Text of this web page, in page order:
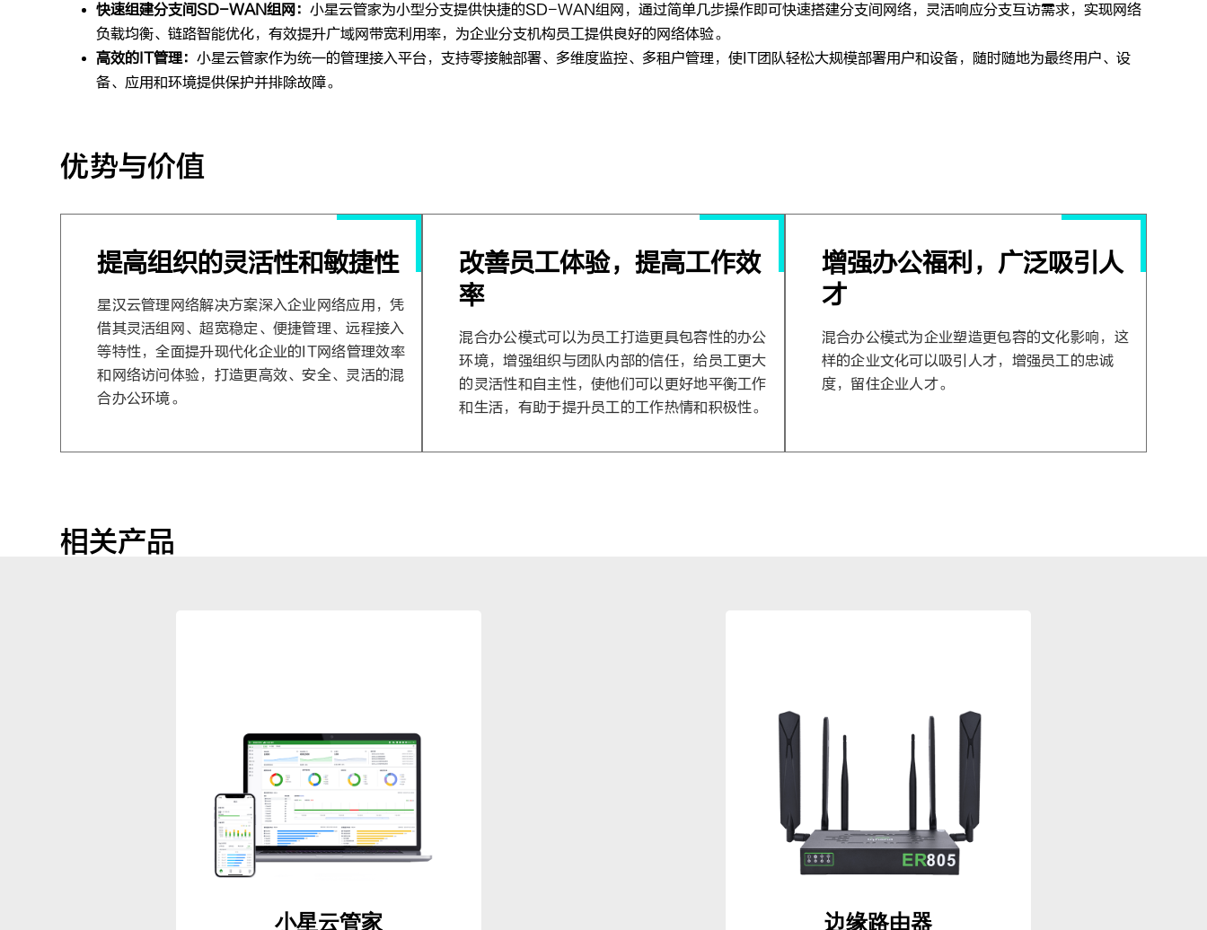
快速组建分支间SD-WAN组网：小星云管家为小型分支提供快捷的SD-WAN组网，通过简单几步操作即可快速搭建分支间网络，灵活响应分支互访需求，实现网络
负载均衡、链路智能优化，有效提升广域网带宽利用率，为企业分支机构员工提供良好的网络体验。
高效的IT管理：小星云管家作为统一的管理接入平台，支持零接触部署、多维度监控、多租户管理，使IT团队轻松大规模部署用户和设备，随时随地为最终用户、设
备、应用和环境提供保护并排除故障。
优势与价值
提高组织的灵活性和敏捷性
星汉云管理网络解决方案深入企业网络应用，凭
借其灵活组网、超宽稳定、便捷管理、远程接入
等特性，全面提升现代化企业的IT网络管理效率
和网络访问体验，打造更高效、安全、灵活的混
合办公环境。
改善员工体验，提高工作效
率
混合办公模式可以为员工打造更具包容性的办公
环境，增强组织与团队内部的信任，给员工更大
的灵活性和自主性，使他们可以更好地平衡工作
和生活，有助于提升员工的工作热情和积极性。
增强办公福利，广泛吸引人
才
混合办公模式为企业塑造更包容的文化影响，这
样的企业文化可以吸引人才，增强员工的忠诚
度，留住企业人才。
相关产品
小星云管家 边缘路由器